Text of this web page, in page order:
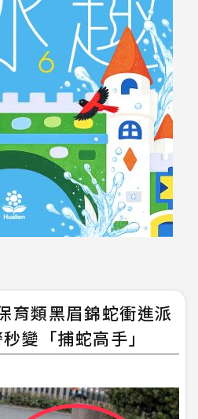
育類黑眉錦蛇衝進派
變「捕蛇高手」